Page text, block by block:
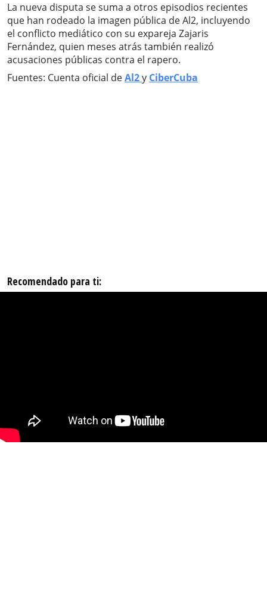
La nueva disputa se suma a otros episodios recientes
que han rodeado la imagen pública de Al2, incluyendo
el conflicto mediático con su expareja Zajaris
Fernández, quien meses atrás también realizó
acusaciones públicas contra el rapero.
Fuentes: Cuenta oficial deAl2y CiberCuba
Recomendado para ti: